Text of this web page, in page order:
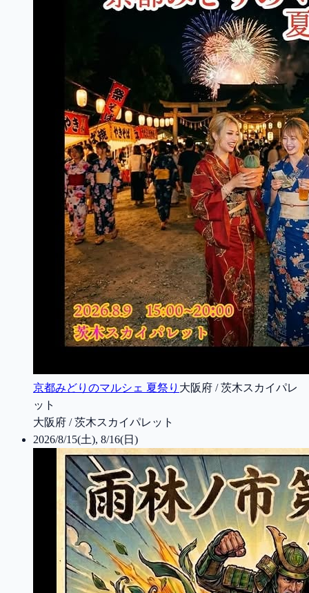
京都みどりのマルシェ 夏祭り 大阪府 / 茨木スカイパレ
ット
大阪府 / 茨木スカイパレット
2026/8/15(土), 8/16(日)